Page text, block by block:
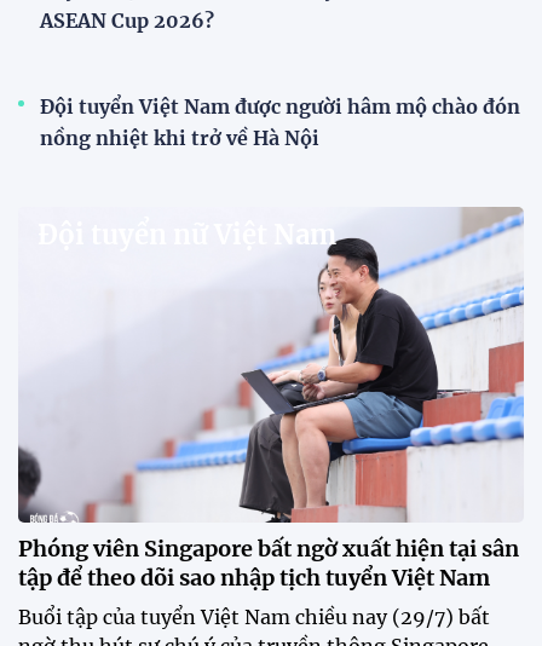
V.League chính thức khoác "áo mới" trước mùa
VPF chính thức ra mắt bộ nhận diện thương hiệu và
slogan mới cho hệ thống các giải bóng đá chuyên
nghiệp quốc gia, mở ra diện mạo mới cho V.League
trước mùa giải 2026-2027.
HLV Văn Sỹ Sơn: "Tôi đặt bút ký bằng niềm tin và
khát vọng"
CLB Sông Lam Nghệ An chính thức có nhà tài trợ
mới